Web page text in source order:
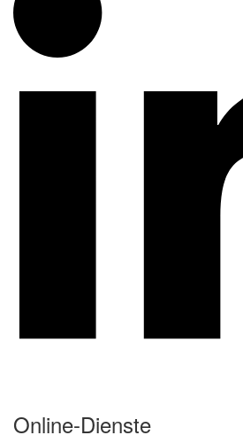
Online-Dienste